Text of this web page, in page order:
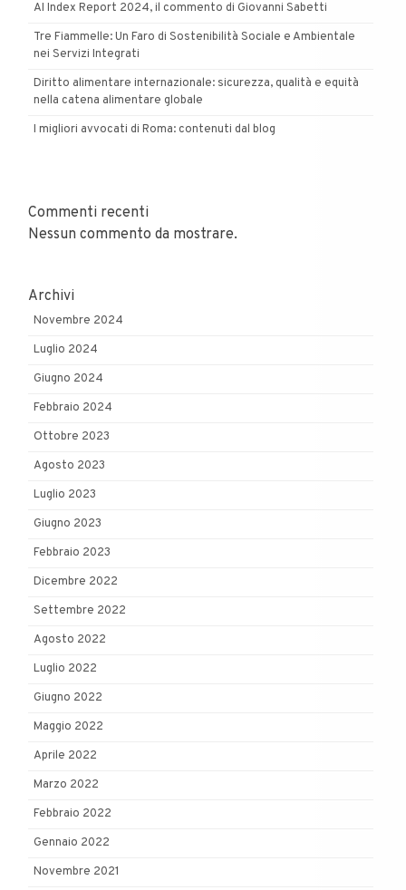
AI Index Report 2024, il commento di Giovanni Sabetti
Tre Fiammelle: Un Faro di Sostenibilità Sociale e Ambientale
nei Servizi Integrati
Diritto alimentare internazionale: sicurezza, qualità e equità
nella catena alimentare globale
I migliori avvocati di Roma: contenuti dal blog
Commenti recenti
Nessun commento da mostrare.
Archivi
Novembre 2024
Luglio 2024
Giugno 2024
Febbraio 2024
Ottobre 2023
Agosto 2023
Luglio 2023
Giugno 2023
Febbraio 2023
Dicembre 2022
Settembre 2022
Agosto 2022
Luglio 2022
Giugno 2022
Maggio 2022
Aprile 2022
Marzo 2022
Febbraio 2022
Gennaio 2022
Novembre 2021